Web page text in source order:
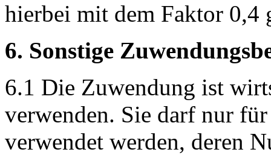
hierbei mit dem Faktor 0,4
6. Sonstige
6.1 Die Zuwendung ist
verwenden. Sie darf nur
verwendet werden, deren